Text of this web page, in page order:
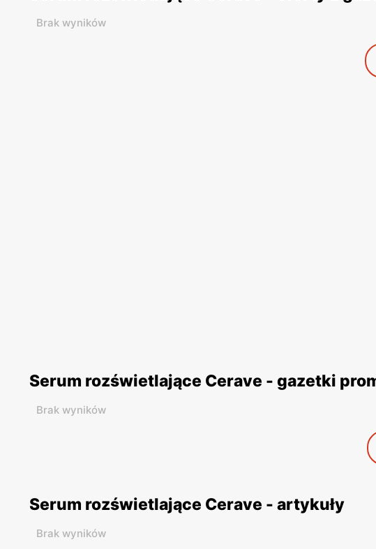
Brak wyników
Serum rozświetlające Cerave - gazetki
Brak wyników
Serum rozświetlające Cerave - artykuły
Brak wyników